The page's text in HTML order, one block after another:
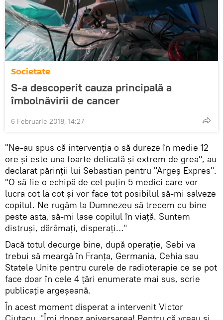
Societate
S-a descoperit cauza principală a
îmbolnăvirii de cancer
6 Februarie 2018, 14:27
"Ne-au spus că intervenţia o să dureze în medie 12
ore şi este una foarte delicată şi extrem de grea", au
declarat părinții lui Sebastian pentru "Argeș Expres".
"O să fie o echipă de cel puţin 5 medici care vor
lucra cot la cot şi vor face tot posibilul să-mi salveze
copilul. Ne rugăm la Dumnezeu să trecem cu bine
peste asta, să-mi lase copilul în viaţă. Suntem
distruşi, dărâmaţi, disperaţi…"
Dacă totul decurge bine, după operaţie, Sebi va
trebui să meargă în Franţa, Germania, Cehia sau
Statele Unite pentru curele de radioterapie ce se pot
face doar în cele 4 ţări enumerate mai sus, scrie
publicație argeșeană.
În acest moment disperat a intervenit Victor